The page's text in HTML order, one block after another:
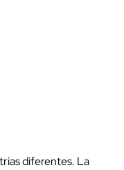
diferentes. La